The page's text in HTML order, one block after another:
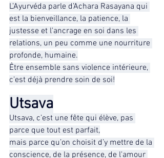
L’Ayurvéda parle d’Achara Rasayana qui
est la bienveillance, la patience, la
justesse et l'ancrage en soi dans les
relations, un peu comme une nourriture
profonde, humaine.
Être ensemble sans violence intérieure,
c’est déjà prendre soin de soi!
Utsava
Utsava, c’est une fête qui élève, pas
parce que tout est parfait,
mais parce qu’on choisit d’y mettre de la
conscience, de la présence, de l'amour